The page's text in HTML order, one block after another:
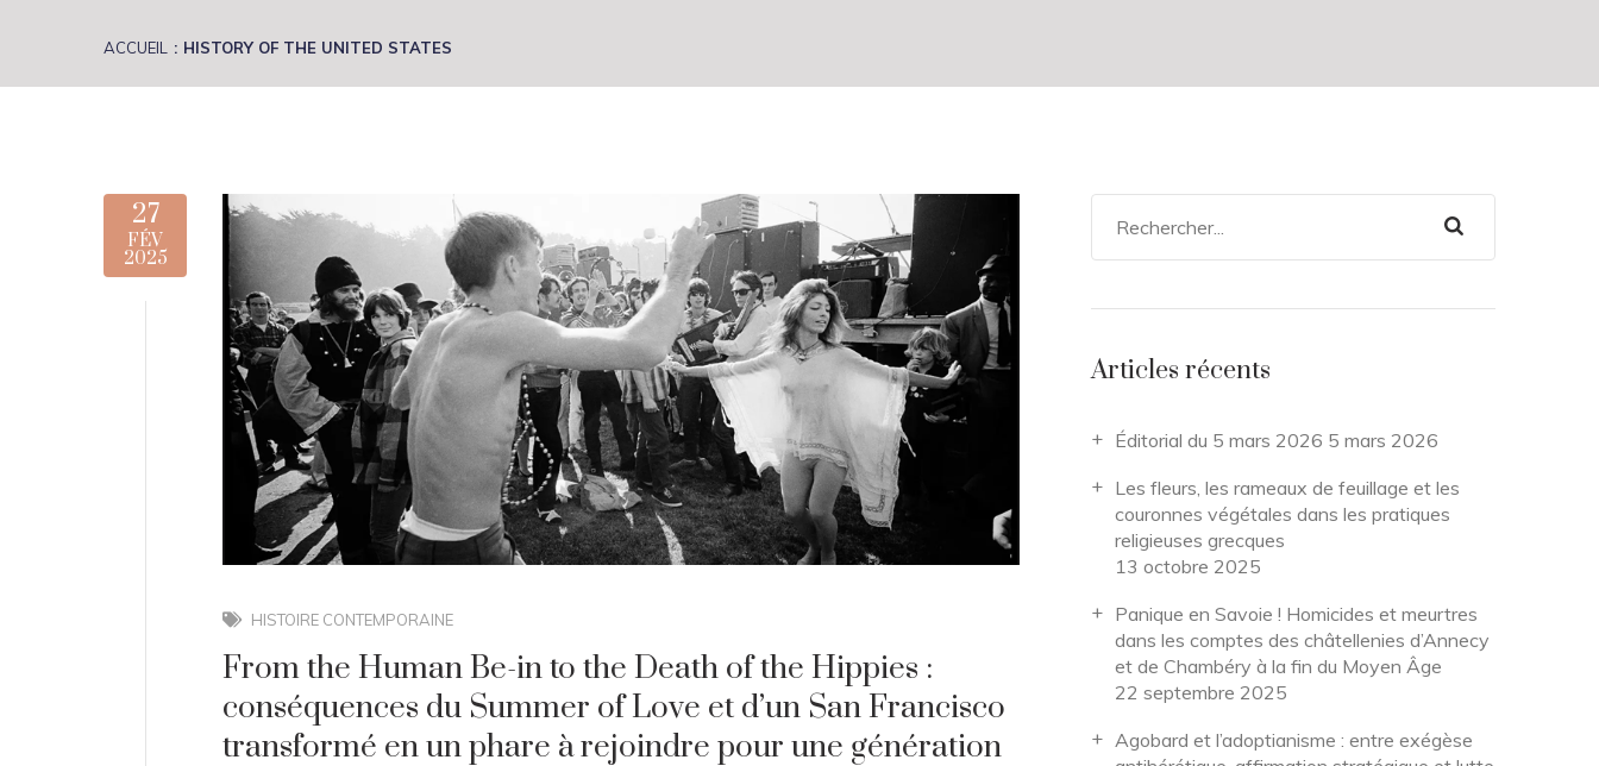
ACCUEIL HISTORY OF THE UNITED STATES
27
FÉV
2025
HISTOIRE CONTEMPORAINE
From the Human Be-in to the Death of the Hippies :
conséquences du Summer of Love et d’un San Francisco
transformé en un phare à rejoindre pour une génération
Articles récents
Éditorial du 5 mars 2026 5 mars 2026
Les fleurs, les rameaux de feuillage et les
couronnes végétales dans les pratiques
religieuses grecques
13 octobre 2025
Panique en Savoie ! Homicides et meurtres
dans les comptes des châtellenies d’Annecy
et de Chambéry à la fin du Moyen Âge
22 septembre 2025
Agobard et l’adoptianisme : entre exégèse